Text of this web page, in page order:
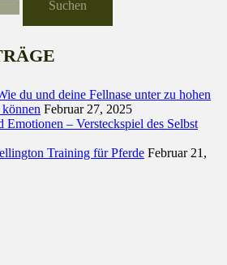
du und deine Fellnase unter zu hohen
Februar 27, 2025
Emotionen – Versteckspiel des Selbst
Training für Pferde Februar 21,